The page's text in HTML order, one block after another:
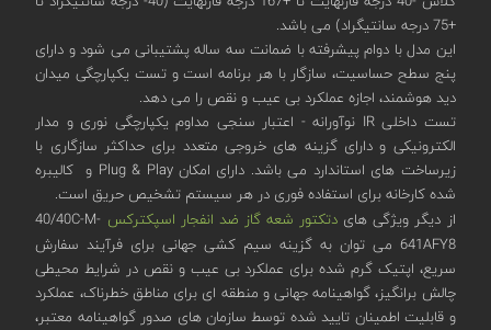
+75 درجه سانتیگراد) می باشد.
این مدل با دوام پیشرفته با ضمانت سه ساله پشتیبانی می شود و دارای
پنج سطح حساسیت، سازگار با هر برنامه است و تست یکپارچگی میدان
دید هوشمند، اجازه عملکرد بی عیب و نقص را می دهد.
تست داخلی IR نوآورانه - اعتبار سنجی مداوم یکپارچگی نوری و مدار
الکترونیکی و دارای گزینه های خروجی متعدد برای حداکثر سازگاری با
زیرساخت های استاندارد می باشد. دارای امکان Plug & Play و کالیبره
شده کارخانه برای استفاده فوری در هر سیستم تشخیص حریق است.
از دیگر ویژگی های دتکتور شعه گاز ضد انفجار اسپکترکس 40/40C-M-
641AFY8 می توان به گزینه سیم کشی جهانی برای فرآیند سفارش
سریع، اپتیک گرم شده برای عملکرد بی عیب و نقص در شرایط محیطی
چالش برانگیز، گواهینامه جهانی و منطقه ای برای مناطق خطرناک، عملکرد
و قابلیت اطمینان تایید شده توسط سازمان های صدور گواهینامه معتبر،